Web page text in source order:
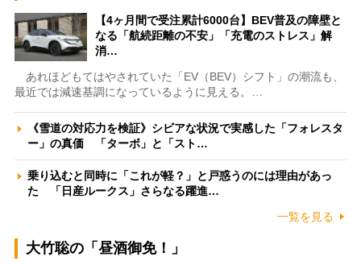
【4ヶ月間で受注累計6000台】BEV普及の障壁と
なる「航続距離の不安」「充電のストレス」解
消…
あれほどもてはやされていた「EV（BEV）シフト」の潮流も、
最近では減速基調になっているように見える。…
《雪道の対応力を検証》シビアな状況で実感した「フォレスタ
ー」の真価 「ターボ」と「スト…
乗り込むと同時に「これが軽？」と戸惑うのには理由があっ
た 「日産ルークス」さらなる躍進…
一覧を見る
大竹聡の「昼酒御免！」